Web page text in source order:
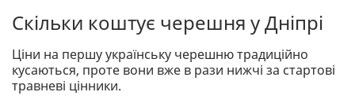
Скільки коштує черешня у Дніпрі
Ціни на першу українську черешню традиційно
кусаються, проте вони вже в рази нижчі за стартові
травневі цінники.